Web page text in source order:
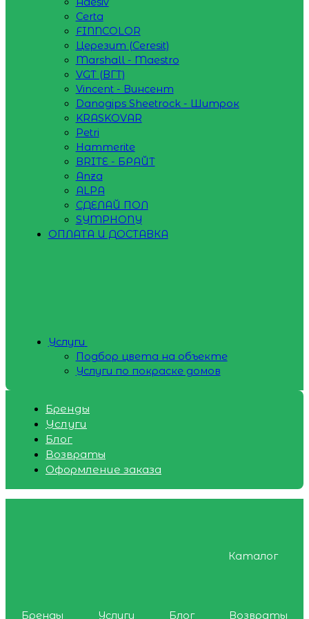
Certa
FINNCOLOR
Церезит (Ceresit)
Marshall - Maestro
VGT (ВГТ)
Vincent - Винсент
Danogips Sheetrock - Шитрок
KRASKOVAR
Petri
Hammerite
BRITE - БРАЙТ
Anza
ALPA
СДЕЛАЙ ПОЛ
SYMPHONY
ОПЛАТА И ДОСТАВКА
Услуги
Подбор цвета на объекте
Услуги по покраске домов
Бренды
Услуги
Блог
Возвраты
Оформление заказа
Каталог
Бренды Услуги Блог
Возвраты